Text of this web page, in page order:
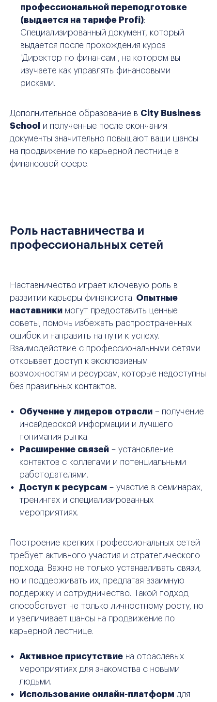
профессиональной переподготовке
(выдается на тарифе Profi):
Специализированный документ, который
выдается после прохождения курса
"Директор по финансам", на котором вы
изучаете как управлять финансовыми
рисками.
Дополнительное образование в City Business
School
и полученные после окончания
документы значительно повышают ваши шансы
на продвижение по карьерной лестнице в
финансовой сфере.
Роль наставничества и
профессиональных сетей
Наставничество играет ключевую роль в
развитии карьеры финансиста. Опытные
наставники могут предоставить ценные
советы, помочь избежать распространенных
ошибок и направить на пути к успеху.
Взаимодействие с профессиональными сетями
открывает доступ к эксклюзивным
возможностям и ресурсам, которые недоступны
без правильных контактов.
Обучение у лидеров отрасли – получение
инсайдерской информации и лучшего
понимания рынка.
Расширение связей – установление
контактов с коллегами и потенциальными
работодателями.
Доступ к ресурсам – участие в семинарах,
тренингах и специализированных
мероприятиях.
Построение крепких профессиональных сетей
требует активного участия и стратегического
подхода. Важно не только устанавливать связи,
но и поддерживать их, предлагая взаимную
поддержку и сотрудничество. Такой подход
способствует не только личностному росту, но
и увеличивает шансы на продвижение по
карьерной лестнице.
Активное присутствие на отраслевых
мероприятиях для знакомства с новыми
людьми.
Использование онлайн-платформ для